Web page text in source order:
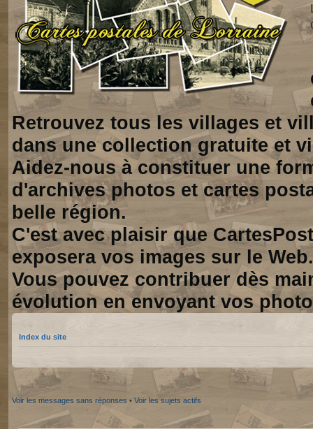
Retrouvez tous les villages et
dans une collection gratuite et
Aidez-nous à constituer une
d'archives photos et cartes
belle région.
C'est avec plaisir que
exposera vos images sur le Web.
Vous pouvez contribuer dès
évolution en envoyant vos
Index du site
Voir les messages sans réponses • Voir les sujets actifs